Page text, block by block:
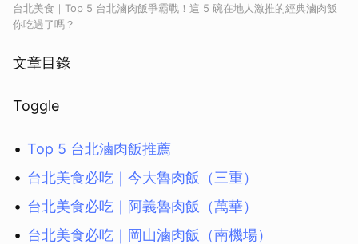
台北美食｜Top 5 台北滷肉飯爭霸戰！這 5 碗在地人激推的經典滷肉飯
你吃過了嗎？
文章目錄
Toggle
Top 5 台北滷肉飯推薦
台北美食必吃｜今大魯肉飯（三重）
台北美食必吃｜阿義魯肉飯（萬華）
台北美食必吃｜岡山滷肉飯（南機場）